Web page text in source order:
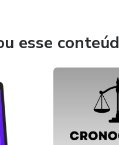
não apenas notícias,
bancas do Brasil.
esse